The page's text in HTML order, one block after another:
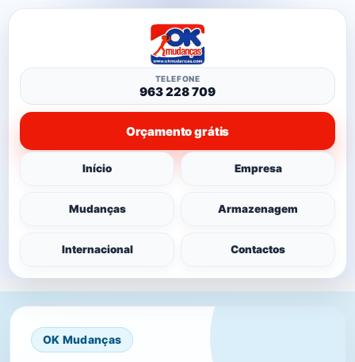
Início Empresa
Mudanças Armazenagem
Internacional Contactos
TELEFONE
963 228 709
Orçamento grátis
OK Mudanças